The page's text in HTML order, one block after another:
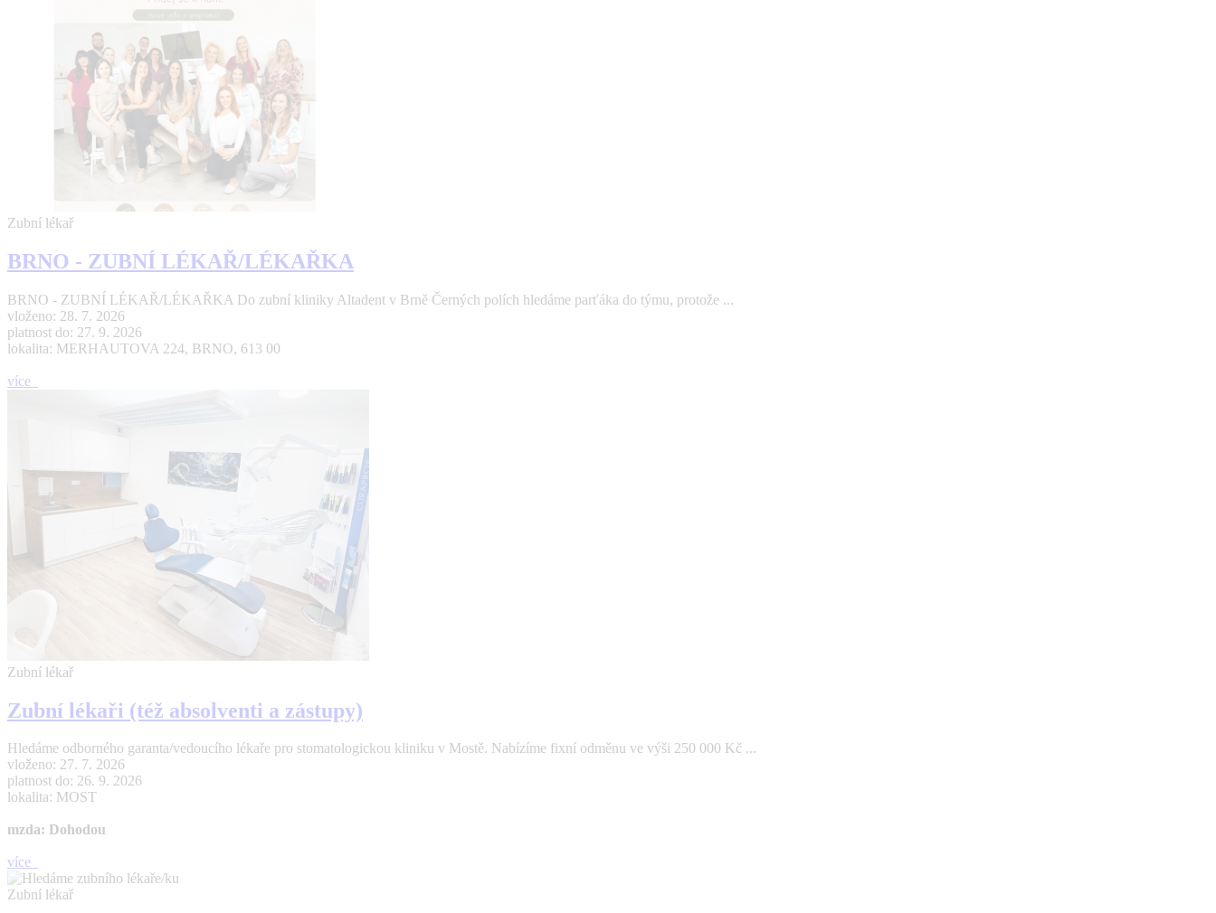
Zubní lékař
BRNO - ZUBNÍ LÉKAŘ/LÉKAŘKA
BRNO - ZUBNÍ LÉKAŘ/LÉKAŘKA Do zubní kliniky Altadent v Brně Černých polích hledáme parťáka do týmu, protože ...
vloženo: 28. 7. 2026
platnost do: 27. 9. 2026
lokalita: MERHAUTOVA 224, BRNO, 613 00
více
Zubní lékař
Zubní lékaři (též absolventi a zástupy)
Hledáme odborného garanta/vedoucího lékaře pro stomatologickou kliniku v Mostě. Nabízíme fixní odměnu ve výši 250 000 Kč ...
vloženo: 27. 7. 2026
platnost do: 26. 9. 2026
lokalita: MOST
mzda: Dohodou
více
Zubní lékař